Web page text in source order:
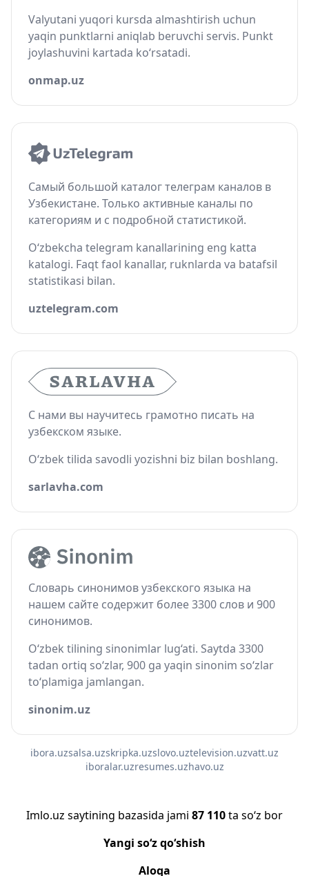
Valyutani yuqori kursda almashtirish uchun
yaqin punktlarni aniqlab beruvchi servis. Punkt
joylashuvini kartada ko‘rsatadi.
onmap.uz
Самый большой каталог телеграм каналов в
Узбекистане. Только активные каналы по
категориям и с подробной статистикой.
O‘zbekcha telegram kanallarining eng katta
katalogi. Faqt faol kanallar, ruknlarda va batafsil
statistikasi bilan.
uztelegram.com
С нами вы научитесь грамотно писать на
узбекском языке.
O‘zbek tilida savodli yozishni biz bilan boshlang.
sarlavha.com
Словарь синонимов узбекского языка на
нашем сайте содержит более 3300 слов и 900
синонимов.
O‘zbek tilining sinonimlar lug‘ati. Saytda 3300
tadan ortiq so‘zlar, 900 ga yaqin sinonim so‘zlar
to‘plamiga jamlangan.
sinonim.uz
ibora.uzsalsa.uzskripka.uzslovo.uztelevision.uzvatt.uz
iboralar.uzresumes.uzhavo.uz
Imlo.uz saytining bazasida jami 87 110ta so‘z bor
Yangi so‘z qo‘shish
Aloqa